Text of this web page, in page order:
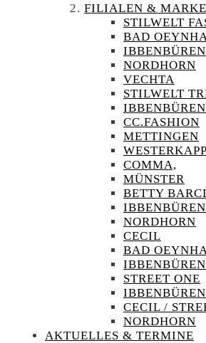
FILIALEN &
STILWELT
BAD
IBBENBÜREN
NORDHORN
VECHTA
STILWELT
IBBENBÜREN
CC.FASHION
METTINGEN
COMMA,
MÜNSTER
BETTY
IBBENBÜREN
NORDHORN
CECIL
BAD
IBBENBÜREN
STREET ONE
IBBENBÜREN
CECIL /
NORDHORN
AKTUELLES & TERMINE